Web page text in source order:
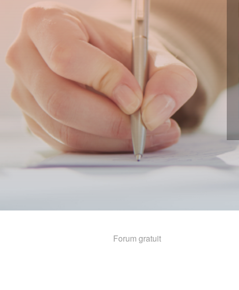
Forum gratuit